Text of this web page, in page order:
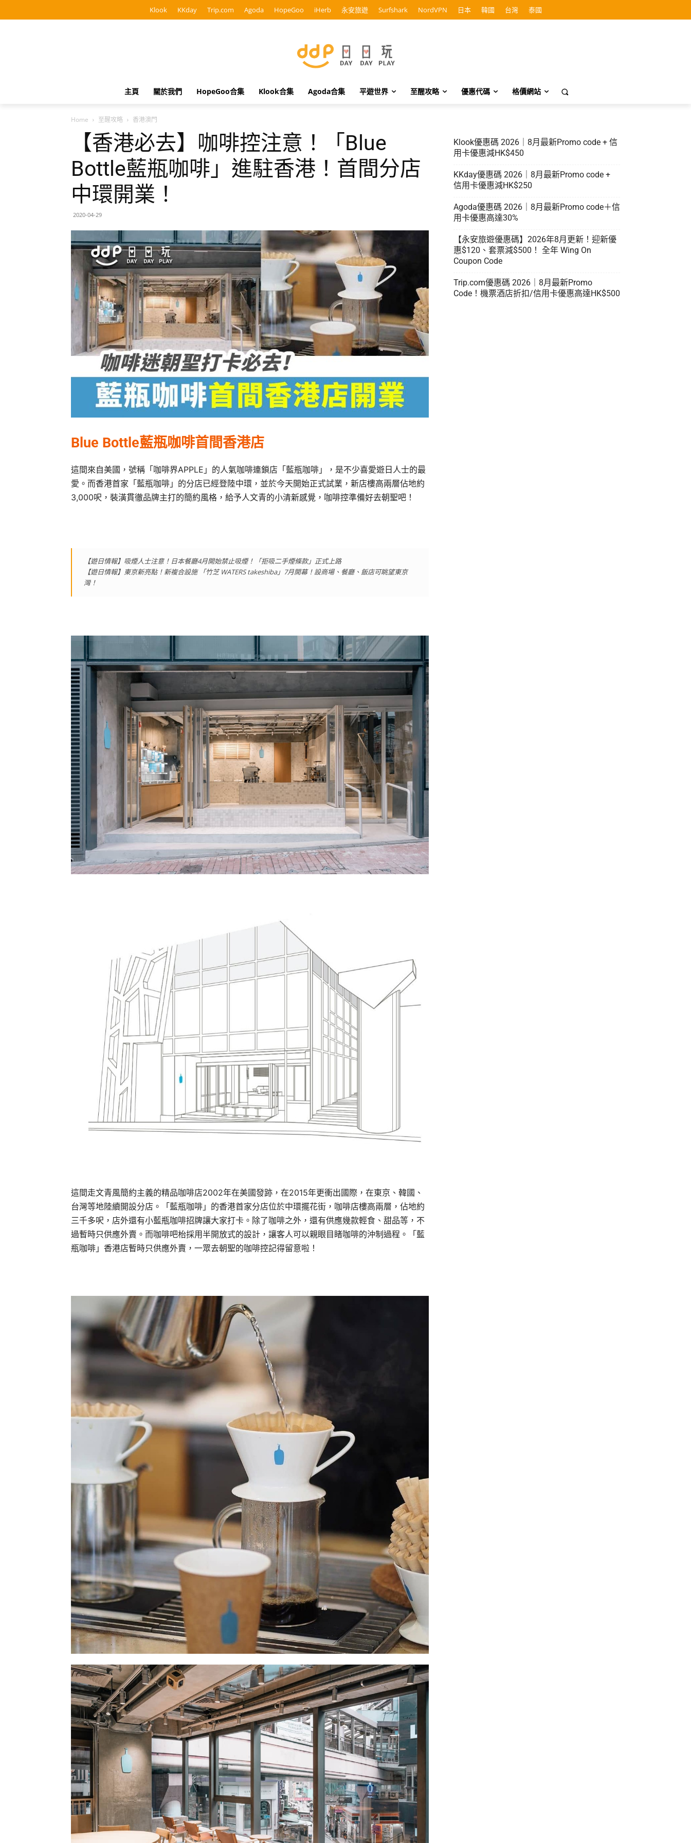
Klook KKday Trip.com Agoda HopeGoo iHerb 永安旅遊 Surfshark NordVPN 日本 韓國 台灣 泰國
主頁 關於我們 HopeGoo合集 Klook合集 Agoda合集 平遊世界 至醒攻略 優惠代碼 格價網站
Home 至醒攻略 香港澳門
【香港必去】咖啡控注意！「Blue
Bottle藍瓶咖啡」進駐香港！首間分店
中環開業！
2020-04-29
Blue Bottle藍瓶咖啡首間香港店
這間來自美國，號稱「咖啡界APPLE」的人氣咖啡連鎖店「藍瓶咖啡」，是不少喜愛遊日人士的最
愛。而香港首家「藍瓶咖啡」的分店已經登陸中環，並於今天開始正式試業，新店樓高兩層佔地約
3,000呎，裝潢貫徹品牌主打的簡約風格，給予人文青的小清新感覺，咖啡控準備好去朝聖吧！
【遊日情報】吸煙人士注意！日本餐廳4月開始禁止吸煙！「拒吸二手煙條款」正式上路
【遊日情報】東京新亮點！新複合設施 「竹芝 WATERS takeshiba」7月開幕！設商場、餐廳、飯店可眺望東京
灣！
這間走文青風簡約主義的精品咖啡店2002年在美國發跡，在2015年更衝出國際，在東京、韓國、
台灣等地陸續開設分店。「藍瓶咖啡」的香港首家分店位於中環擺花街，咖啡店樓高兩層，佔地約
三千多呎，店外還有小藍瓶咖啡招牌讓大家打卡。除了咖啡之外，還有供應幾款輕食、甜品等，不
過暫時只供應外賣。而咖啡吧枱採用半開放式的設計，讓客人可以親眼目睹咖啡的沖制過程。「藍
瓶咖啡」香港店暫時只供應外賣，一眾去朝聖的咖啡控記得留意啦！
Klook優惠碼 2026｜8月最新Promo code + 信
用卡優惠減HK$450
KKday優惠碼 2026｜8月最新Promo code +
信用卡優惠減HK$250
Agoda優惠碼 2026｜8月最新Promo code＋信
用卡優惠高達30%
【永安旅遊優惠碼】2026年8月更新！迎新優
惠$120、套票減$500！ 全年 Wing On
Coupon Code
Trip.com優惠碼 2026｜8月最新Promo
Code！機票酒店折扣/信用卡優惠高達HK$500